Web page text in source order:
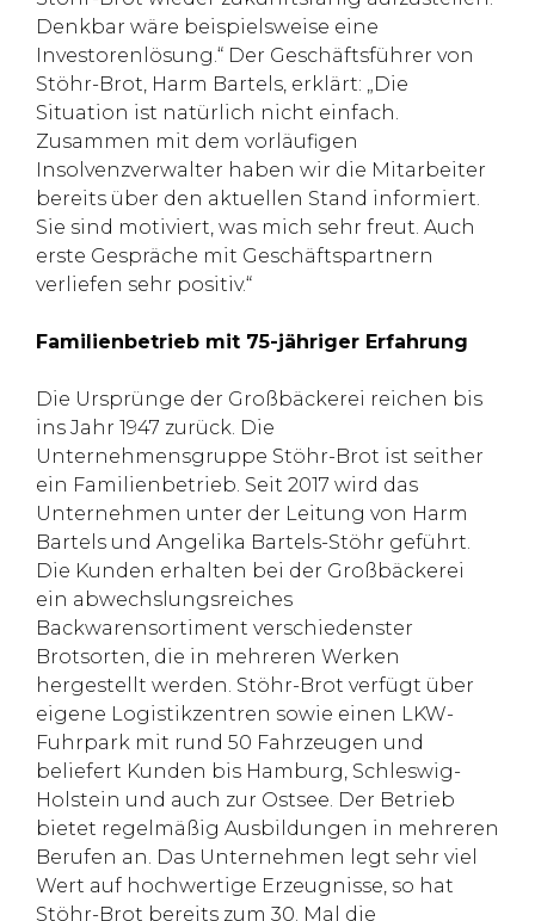
Denkbar wäre beispielsweise eine
Investorenlösung.“ Der Geschäftsführer von
Stöhr-Brot, Harm Bartels, erklärt: „Die
Situation ist natürlich nicht einfach.
Zusammen mit dem vorläufigen
Insolvenzverwalter haben wir die Mitarbeiter
bereits über den aktuellen Stand informiert.
Sie sind motiviert, was mich sehr freut. Auch
erste Gespräche mit Geschäftspartnern
verliefen sehr positiv.“
Familienbetrieb mit 75-jähriger Erfahrung
Die Ursprünge der Großbäckerei reichen bis
ins Jahr 1947 zurück. Die
Unternehmensgruppe Stöhr-Brot ist seither
ein Familienbetrieb. Seit 2017 wird das
Unternehmen unter der Leitung von Harm
Bartels und Angelika Bartels-Stöhr geführt.
Die Kunden erhalten bei der Großbäckerei
ein abwechslungsreiches
Backwarensortiment verschiedenster
Brotsorten, die in mehreren Werken
hergestellt werden. Stöhr-Brot verfügt über
eigene Logistikzentren sowie einen LKW-
Fuhrpark mit rund 50 Fahrzeugen und
beliefert Kunden bis Hamburg, Schleswig-
Holstein und auch zur Ostsee. Der Betrieb
bietet regelmäßig Ausbildungen in mehreren
Berufen an. Das Unternehmen legt sehr viel
Wert auf hochwertige Erzeugnisse, so hat
Stöhr-Brot bereits zum 30. Mal die